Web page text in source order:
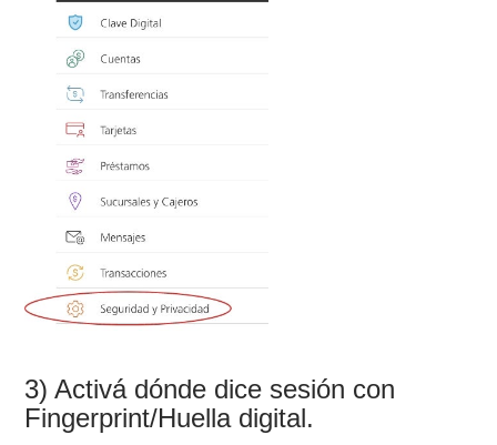
3) Activá dónde dice sesión con
Fingerprint/Huella digital.